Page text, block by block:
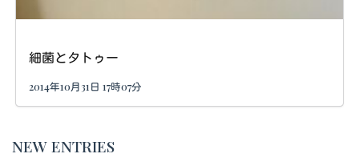
細菌とタトゥー
2014年10月31日 17時07分
NEW ENTRIES